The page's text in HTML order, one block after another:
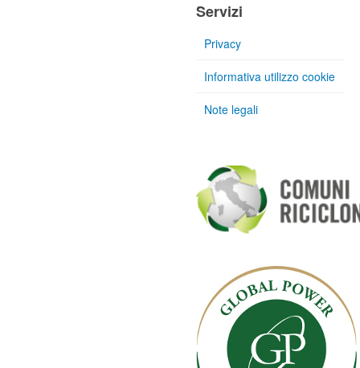
Servizi
Privacy
Informativa utilizzo cookie
Note legali